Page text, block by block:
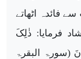
فائدہ اٹھاتے
فرمایا: ذٰلِکَ
(سورۃ البقرۃ